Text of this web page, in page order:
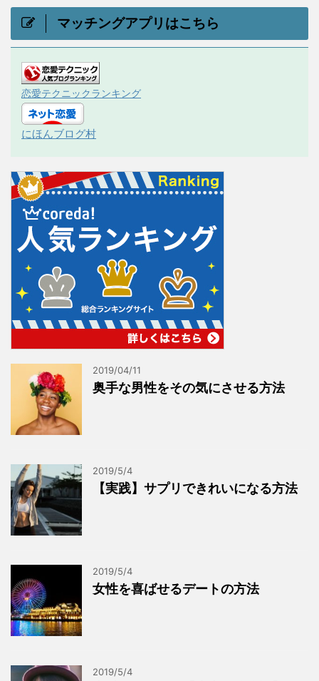
マッチングアプリはこちら
恋愛テクニックランキング
にほんブログ村
2019/04/11
奥手な男性をその気にさせる方法
2019/5/4
【実践】サプリできれいになる方法
2019/5/4
女性を喜ばせるデートの方法
2019/5/4